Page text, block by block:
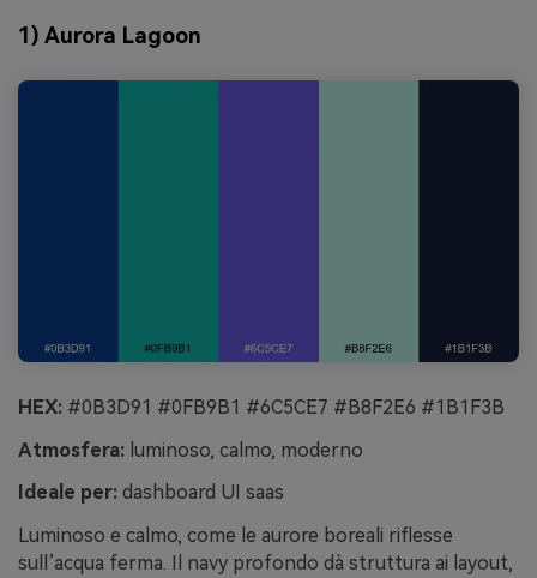
1) Aurora Lagoon
HEX: #0B3D91 #0FB9B1 #6C5CE7 #B8F2E6 #1B1F3B
Atmosfera: luminoso, calmo, moderno
Ideale per: dashboard UI saas
Luminoso e calmo, come le aurore boreali riflesse
sull’acqua ferma. Il navy profondo dà struttura ai layout,